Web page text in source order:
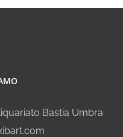
Bastia Umbra